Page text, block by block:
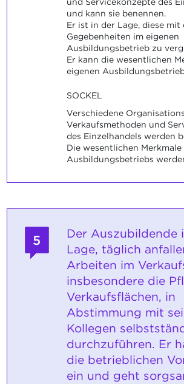
und kann sie benennen.
Er ist in der Lage, diese mit
Gegebenheiten im eigenen
Ausbildungsbetrieb zu
Er kann die wesentlichen
eigenen
SOCKEL
Verschiedene
Verkaufsmethoden und
des Einzelhandels werden
Die wesentlichen Merkmale
Ausbildungsbetriebs
5
Der Auszubildende
Lage, täglich
Arbeiten im
insbesondere die
Verkaufsflächen, in
Abstimmung mit
Kollegen
durchzuführen. Er
die betrieblichen
ein und geht